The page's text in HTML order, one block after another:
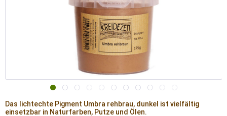
Das lichtechte Pigment Umbra rehbrau, dunkel ist vielfältig
einsetzbar in Naturfarben, Putze und Ölen.